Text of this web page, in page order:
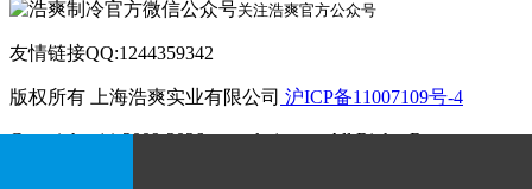
关注浩爽官方公众号
友情链接QQ:1244359342
版权所有 上海浩爽实业有限公司 沪ICP备11007109号-4
Copyrights (c) 2009-2026 www.kvjv.com All Rights Reserve.